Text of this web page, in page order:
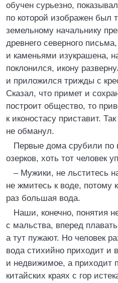
обучен сурьезно,
по которой изображен был
земельному начальнику
древнего северного
и каменьями изукрашена,
поклонился, икону
и приложился трижды с
Сказал, что примет и
построит общество, то
к иконостасу приставит.
не обманул.
Первые дома срубили по
озерков, хоть тот человек
– Мужики, не льститесь
не жмитесь к воде, потому
раз большая вода.
Наши, конечно, понятия
с мальства, вперед
а тут пужают. Но человек
вода стихийно приходит и
и недвижимое, а приходит
китайских краях с гор